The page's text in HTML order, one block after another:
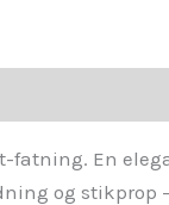
En
og stikprop